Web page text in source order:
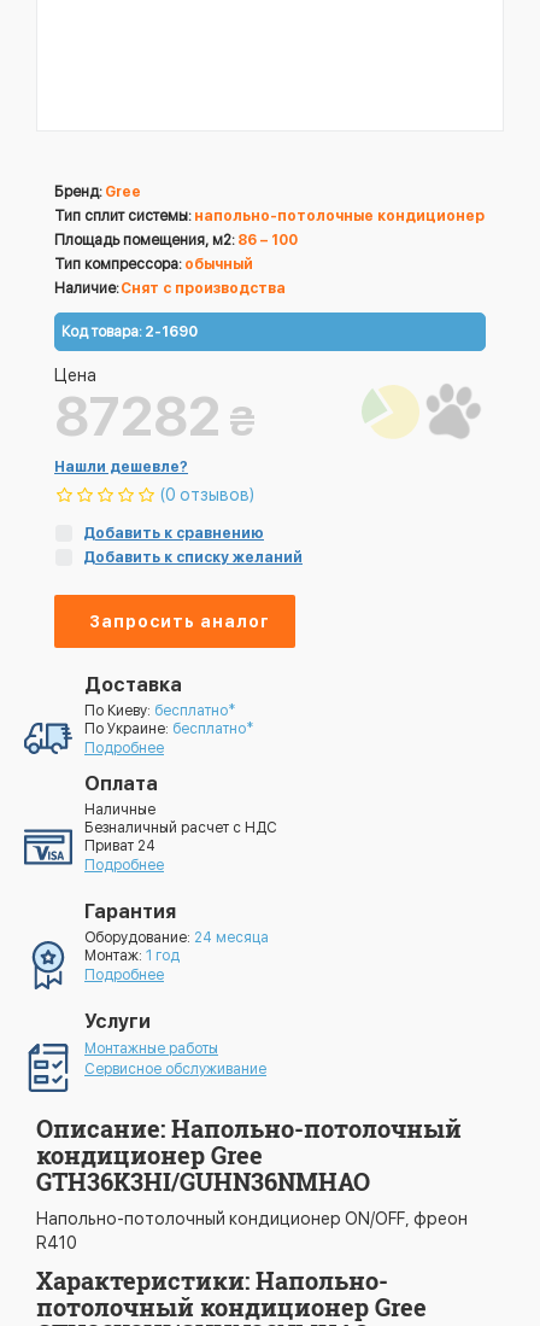
Бренд: Gree
Тип сплит системы: напольно-потолочные кондиционер
Площадь помещения, м2: 86 – 100
Тип компрессора: обычный
Наличие:Снят с производства
Код товара: 2-1690
Цена
87282 ₴
Нашли дешевле?
(0 отзывов)
Добавить к сравнению
Добавить к списку желаний
Запросить аналог
Доставка
По Киеву: бесплатно*
По Украине: бесплатно*
Подробнее
Оплата
Наличные
Безналичный расчет с НДС
Приват 24
Подробнее
Гарантия
Оборудование: 24 месяца
Монтаж: 1 год
Подробнее
Услуги
Монтажные работы
Сервисное обслуживание
Описание: Напольно-потолочный
кондиционер Gree
GTH36K3HI/GUHN36NMHAO
Напольно-потолочный кондиционер ON/OFF, фреон
R410
Характеристики: Напольно-
потолочный кондиционер Gree